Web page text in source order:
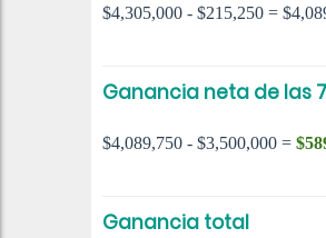
$4,305,000 - $215,250 =
Ganancia neta de las
$4,089,750 - $3,500,000 =
Ganancia total